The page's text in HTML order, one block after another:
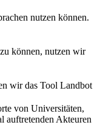
nutzen können.
können, nutzen wir
wir das Tool Landbot
von Universitäten,
auftretenden Akteuren